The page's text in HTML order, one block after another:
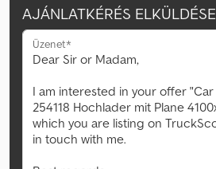
AJÁNLATKÉRÉS ELKÜLDÉSE
Üzenet*